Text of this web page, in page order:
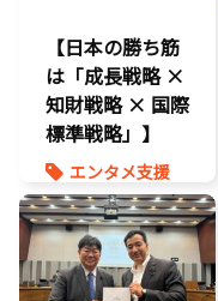
【日本の勝ち筋
は「成長戦略 ×
知財戦略 × 国際
標準戦略」】
エンタメ支援
エンタメ産業
促進
知的財産
経済政策